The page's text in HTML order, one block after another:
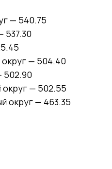
— 540.75
537.30
— 504.40
502.90
— 502.55
округ — 463.35